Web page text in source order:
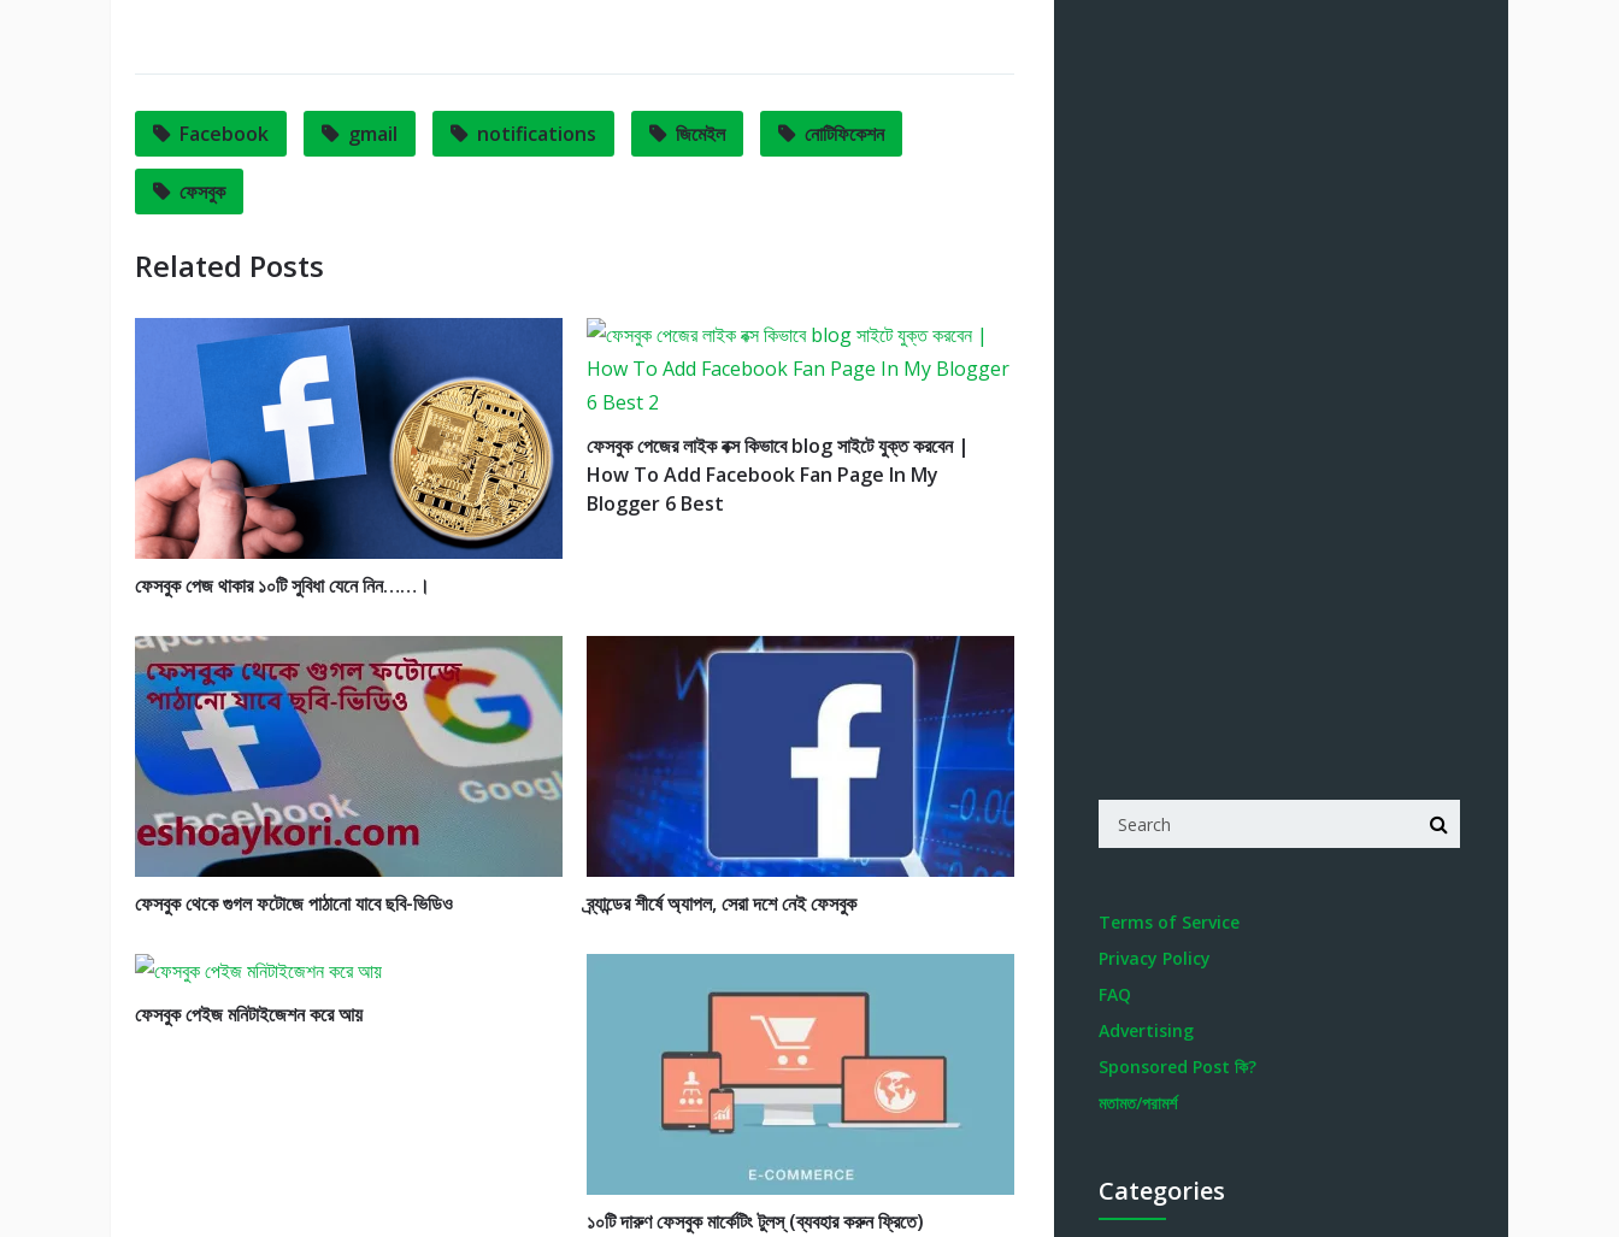
Facebook gmail notifications জিমেইল নোটিফিকেশন
ফেসবুক
Related Posts
ফেসবুক পেজ থাকার ১০টি সুবিধা যেনে নিন……।
ফেসবুক পেজের লাইক বক্স কিভাবে blog সাইটে যুক্ত করবেন |
How To Add Facebook Fan Page In My
Blogger 6 Best
ফেসবুক থেকে গুগল ফটোজে পাঠানো যাবে ছবি-ভিডিও ব্র্যান্ডের শীর্ষে অ্যাপল, সেরা দশে নেই ফেসবুক
ফেসবুক পেইজ মনিটাইজেশন করে আয়
১০টি দারুণ ফেসবুক মার্কেটিং টুলস্ (ব্যবহার করুন ফ্রিতে)
Terms of Service
Privacy Policy
FAQ
Advertising
Sponsored Post কি?
মতামত/পরামর্শ
Categories